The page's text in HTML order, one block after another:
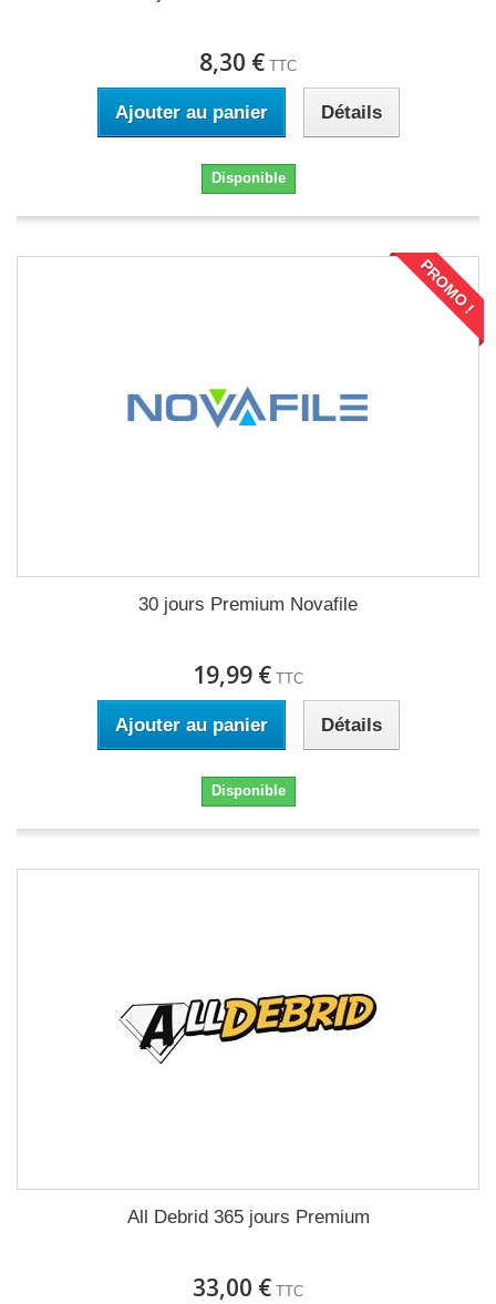
8,30 € TTC
Ajouter au panier Détails
Disponible
PROMO !
30 jours Premium Novafile
19,99 € TTC
Ajouter au panier Détails
Disponible
All Debrid 365 jours Premium
33,00 € TTC